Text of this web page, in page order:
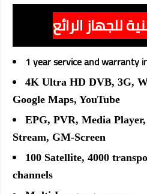
للجهاز الرائع
1 year service and warranty
4K Ultra HD DVB, 3G,
Google Maps, YouTube
EPG, PVR, Media
Stream, GM-Screen
100 Satellite, 4000
channels